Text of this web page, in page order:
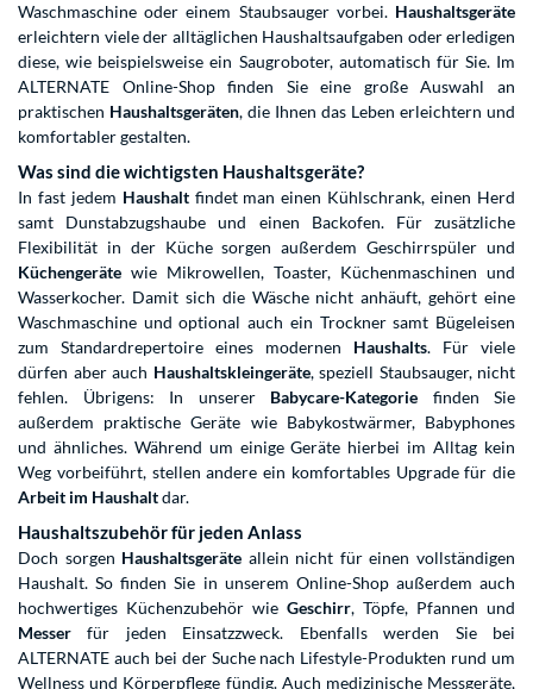
Waschmaschine oder einem Staubsauger vorbei. Haushaltsgeräte
erleichtern viele der alltäglichen Haushaltsaufgaben oder erledigen
diese, wie beispielsweise ein Saugroboter, automatisch für Sie. Im
ALTERNATE Online-Shop finden Sie eine große Auswahl an
praktischen Haushaltsgeräten, die Ihnen das Leben erleichtern und
komfortabler gestalten.
Was sind die wichtigsten Haushaltsgeräte?
In fast jedem Haushaltfindet man einen Kühlschrank, einen Herd
samt Dunstabzugshaube und einen Backofen. Für zusätzliche
Flexibilität in der Küche sorgen außerdem Geschirrspüler und
Küchengeräte wie Mikrowellen, Toaster, Küchenmaschinen und
Wasserkocher. Damit sich die Wäsche nicht anhäuft, gehört eine
Waschmaschine und optional auch ein Trockner samt Bügeleisen
zum Standardrepertoire eines modernen Haushalts. Für viele
dürfen aber auch Haushaltskleingeräte, speziell Staubsauger, nicht
fehlen. Übrigens: In unserer Babycare-Kategorie finden Sie
außerdem praktische Geräte wie Babykostwärmer, Babyphones
und ähnliches. Während um einige Geräte hierbei im Alltag kein
Weg vorbeiführt, stellen andere ein komfortables Upgrade für die
Arbeit im Haushaltdar.
Haushaltszubehör für jeden Anlass
Doch sorgen Haushaltsgeräte allein nicht für einen vollständigen
Haushalt. So finden Sie in unserem Online-Shop außerdem auch
hochwertiges Küchenzubehör wie Geschirr, Töpfe, Pfannen und
Messer für jeden Einsatzzweck. Ebenfalls werden Sie bei
ALTERNATE auch bei der Suche nach Lifestyle-Produkten rund um
Wellness und Körperpflege fündig. Auch medizinische Messgeräte,